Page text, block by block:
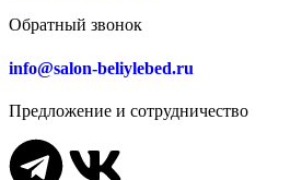
Обратный звонок
info@salon-beliylebed.ru
Предложение и сотрудничество